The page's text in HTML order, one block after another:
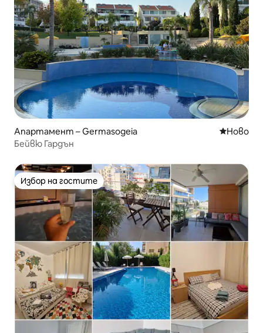
Апартамент – Germasogeia Ново
Ново
Бейвю Гардън
Избор на гостите
Избор на гостите